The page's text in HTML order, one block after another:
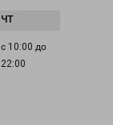
с 10:00 до
22:00